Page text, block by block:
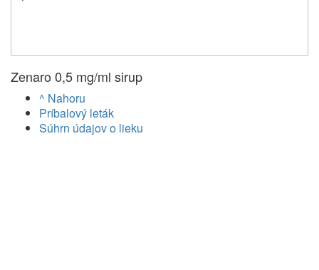
Zenaro 0,5 mg/ml sirup
^ Nahoru
Príbalový leták
Súhrn údajov o lieku